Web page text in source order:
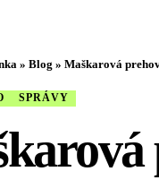
» Blog » Maškarová
SPRÁVY